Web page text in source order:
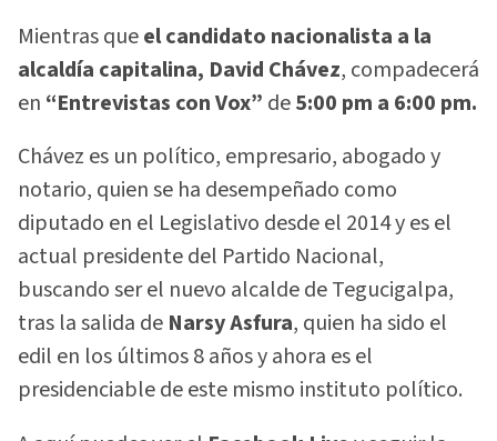
Mientras queel candidato nacionalista a la
alcaldía capitalina, David Chávez, compadecerá
en “Entrevistas con Vox” de5:00 pm a 6:00 pm.
Chávez es un político, empresario, abogado y
notario, quien se ha desempeñado como
diputado en el Legislativo desde el 2014 y es el
actual presidente del Partido Nacional,
buscando ser el nuevo alcalde de Tegucigalpa,
tras la salida de Narsy Asfura, quien ha sido el
edil en los últimos 8 años y ahora es el
presidenciable de este mismo instituto político.